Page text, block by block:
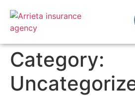
Category: